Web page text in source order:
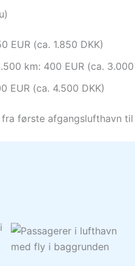
EUR (ca. 1.850 DKK)
km: 400 EUR (ca. 3.000
EUR (ca. 4.500 DKK)
første afgangslufthavn